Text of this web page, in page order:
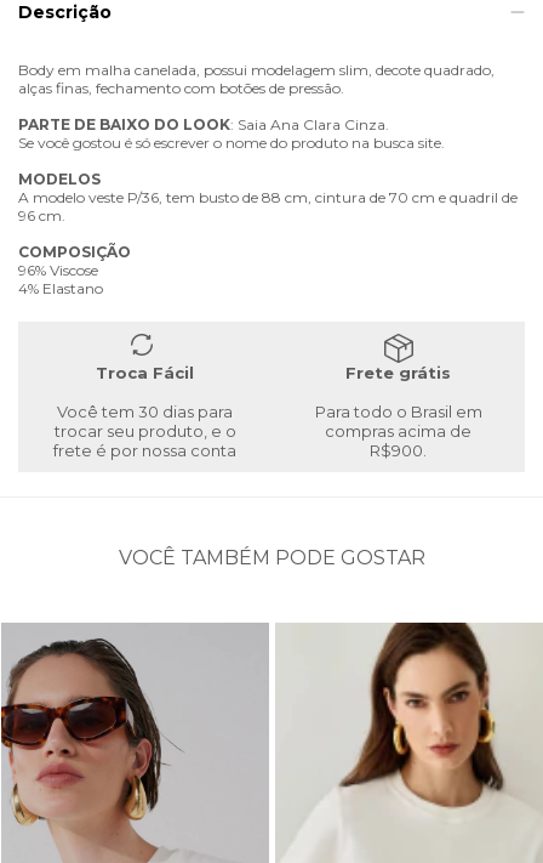
Descrição
Body em malha canelada, possui modelagem slim, decote quadrado,
alças finas, fechamento com botões de pressão.
PARTE DE BAIXO DO LOOK: Saia Ana Clara Cinza.
Se você gostou é só escrever o nome do produto na busca site.
MODELOS
A modelo veste P/36, tem busto de 88 cm, cintura de 70 cm e quadril de
96 cm.
COMPOSIÇÃO
96% Viscose
4% Elastano
Troca Fácil
Você tem 30 dias para
trocar seu produto, e o
frete é por nossa conta
Frete grátis
Para todo o Brasil em
compras acima de
R$900.
VOCÊ TAMBÉM PODE GOSTAR